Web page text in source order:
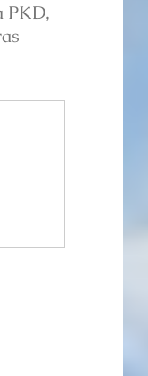
PKD,